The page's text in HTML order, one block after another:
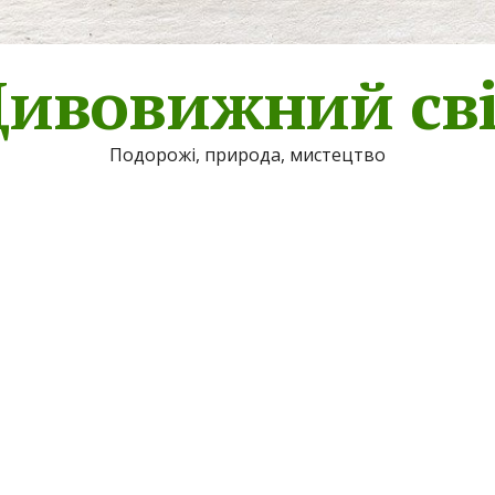
Подорожі, природа, мистецтво